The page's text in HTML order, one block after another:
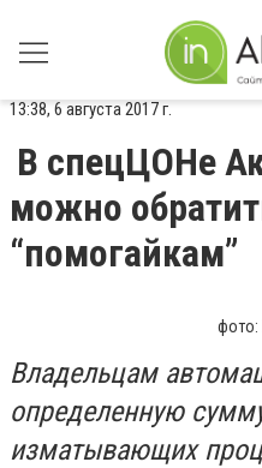
13:38, 6 августа 2017 г.
В спецЦОНе
можно
“помогайкам”
фото:
Владельцам
определенную
изматывающих